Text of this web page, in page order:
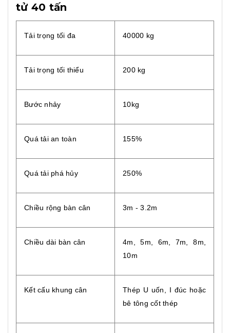
tử 40 tấn
Tải trọng tối đa 40000 kg
Tải trọng tối thiểu 200 kg
Bước nhảy 10kg
Quá tải an toàn 155%
Quá tải phá hủy 250%
Chiều rộng bàn cân 3m - 3.2m
Chiều dài bàn cân
4m, 5m, 6m, 7m, 8m,
10m
Kết cấu khung cân
Thép U uốn, I đúc hoặc
bê tông cốt thép